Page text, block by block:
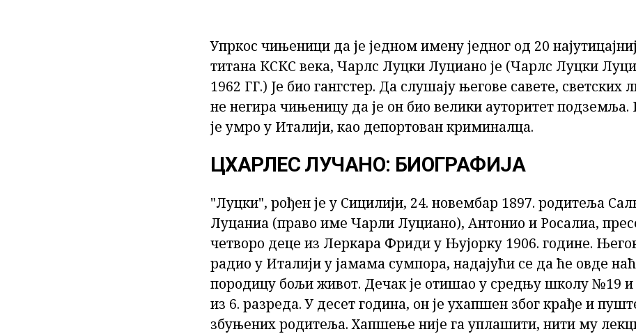
Упркос чињеници да је једном имену једног од 20
титана КСКС века, Чарлс Луцки Луциано је (Чарлс Луцки
1962 ГГ.) Је био гангстер. Да слушају његове савете, светских
не негира чињеницу да је он био велики ауторитет подземља.
је умро у Италији, као депортован криминалца.
ЦХАРЛЕС ЛУЧАНО: БИОГРАФИЈА
"Луцки", рођен је у Сицилији, 24. новембар 1897. родитеља
Луцаниа (право име Чарли Луциано), Антонио и Росалиа,
четворо деце из Леркара Фриди у Њујорку 1906. године. Његов
радио у Италији у јамама сумпора, надајући се да ће овде
породицу бољи живот. Дечак је отишао у средњу школу №19
из 6. разреда. У десет година, он је ухапшен због крађе и
збуњених родитеља. Хапшење није га уплашити, нити му